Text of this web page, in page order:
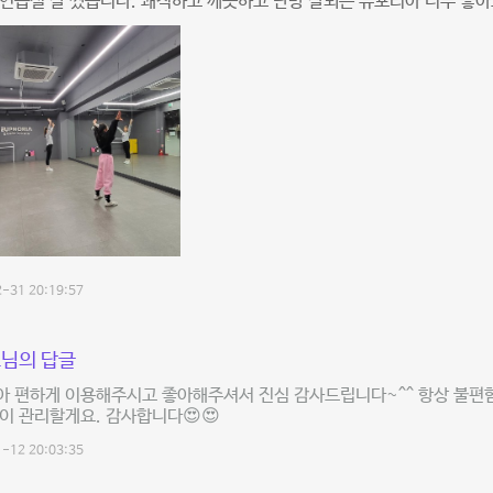
31 20:19:57
의 답글
편하게 이용해주시고 좋아해주셔서 진심 감사드립니다~^^ 항상 불편
관리할게요. 감사합니다😍😍
12 20:03:35